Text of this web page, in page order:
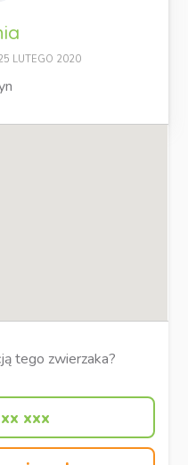
LUTEGO 2020
tego zwierzaka?
xxx